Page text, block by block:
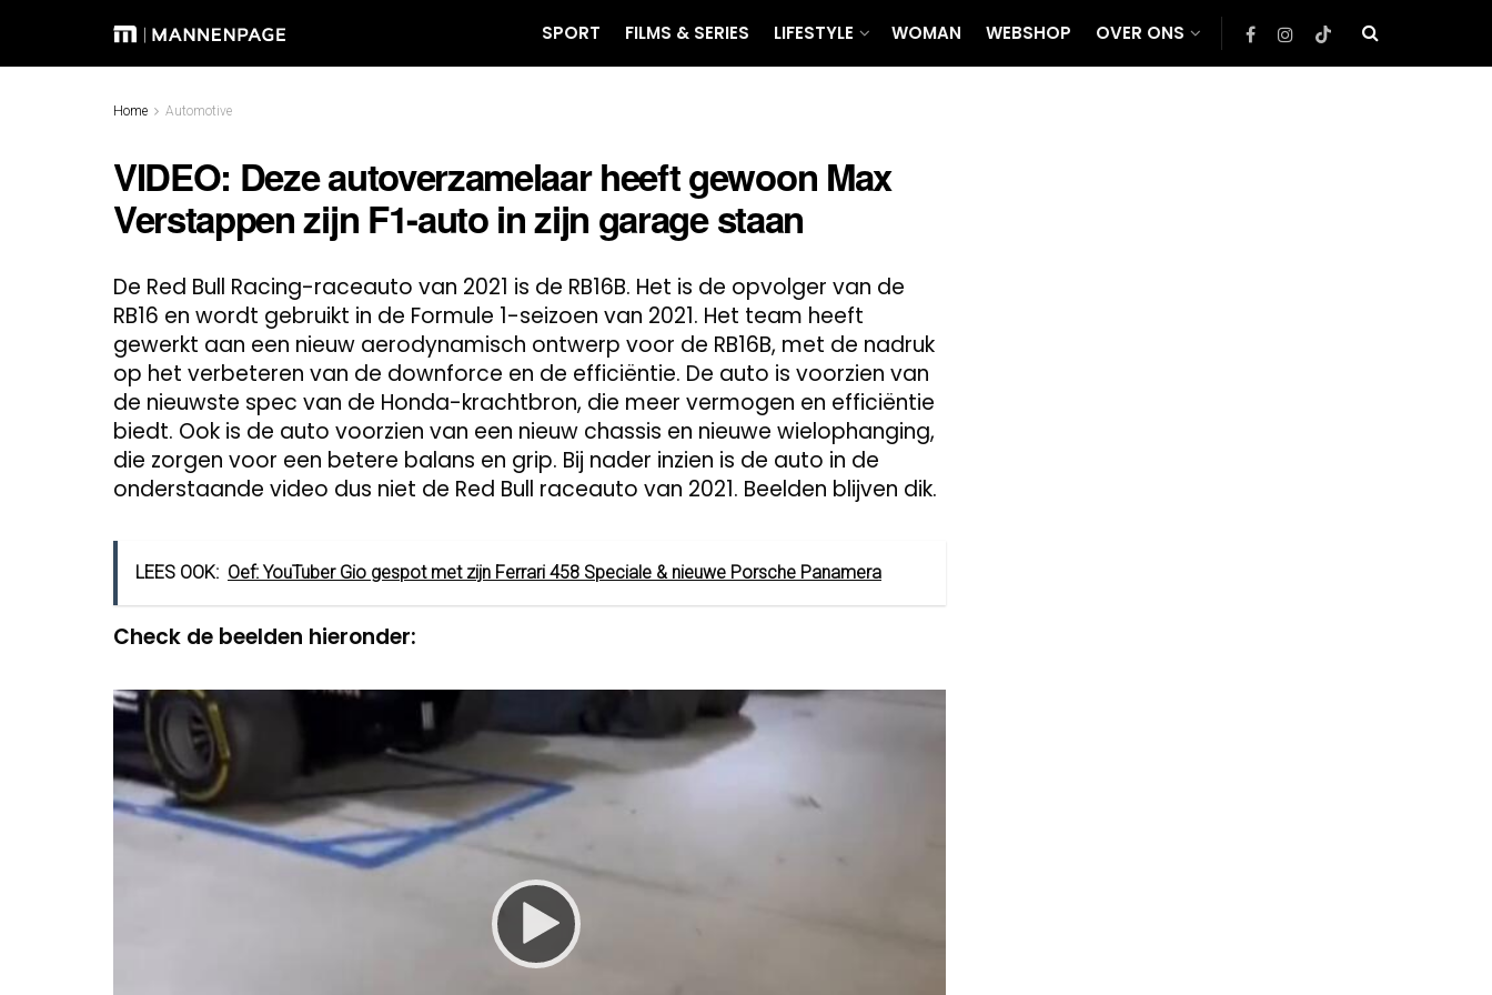
SPORT FILMS & SERIES LIFESTYLE WOMAN WEBSHOP OVER ONS
Home Automotive
VIDEO: Deze autoverzamelaar heeft gewoon Max
Verstappen zijn F1-auto in zijn garage staan
De Red Bull Racing-raceauto van 2021 is de RB16B. Het is de opvolger van de
RB16 en wordt gebruikt in de Formule 1-seizoen van 2021. Het team heeft
gewerkt aan een nieuw aerodynamisch ontwerp voor de RB16B, met de nadruk
op het verbeteren van de downforce en de efficiëntie. De auto is voorzien van
de nieuwste spec van de Honda-krachtbron, die meer vermogen en efficiëntie
biedt. Ook is de auto voorzien van een nieuw chassis en nieuwe wielophanging,
die zorgen voor een betere balans en grip. Bij nader inzien is de auto in de
onderstaande video dus niet de Red Bull raceauto van 2021. Beelden blijven dik.
LEES OOK: Oef: YouTuber Gio gespot met zijn Ferrari 458 Speciale & nieuwe Porsche Panamera
Check de beelden hieronder:
Video
Player